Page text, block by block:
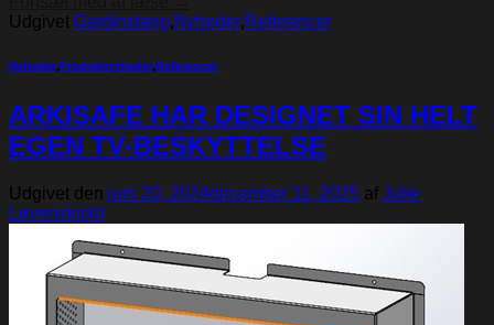
Udgivet Gardinstang,Nyheder,Referencer
Nyheder,Produktnyheder,Referencer
ARKISAFE HAR DESIGNET SIN HELT
EGEN TV-BESKYTTELSE
Udgivet den juni 20, 2024december 11, 2025 af Julie
Løvenskjold